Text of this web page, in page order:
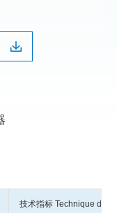
技术指标 Technique data